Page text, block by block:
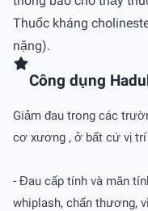
Thuốc kháng
nặng).
Công dụng
Giảm đau trong các
cơ xương , ở bất cứ vị
- Đau cấp tính và măn
whiplash, chấn thương,